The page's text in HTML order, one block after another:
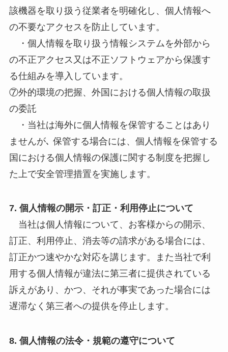
該機器を取り扱う従業者を明確化し、個人情報へ
の不要なアクセスを防止しています。
・個人情報を取り扱う情報システムを外部から
の不正アクセス又は不正ソフトウェアから保護す
る仕組みを導入しています。
⑦外的環境の把握、外国における個人情報の取扱
の委託
・当社は海外に個人情報を保管することはあり
ませんが､ 保管する場合には、個人情報を保管する
国における個人情報の保護に関する制度を把握し
た上で安全管理措置を実施します。
7. 個人情報の開示・訂正・利用停止について
当社は個人情報について、お客様からの開示、
訂正、利用停止、消去等の請求がある場合には、
訂正かつ速やかな対応を講じます。また当社で利
用する個人情報が違法に第三者に提供されている
訴えがあり、かつ、それが事実であった場合には
遅滞なく第三者への提供を停止します。
8. 個人情報の法令・規範の遵守について